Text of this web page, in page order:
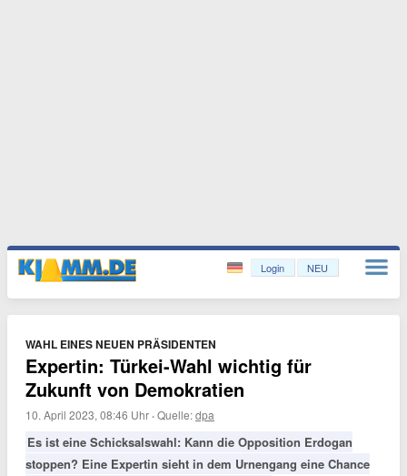
Login NEU
WAHL EINES NEUEN PRÄSIDENTEN
Expertin: Türkei-Wahl wichtig für
Zukunft von Demokratien
10. April 2023, 08:46 Uhr ·Quelle:dpa
Es ist eine Schicksalswahl: Kann die Opposition Erdogan
stoppen? Eine Expertin sieht in dem Urnengang eine Chance